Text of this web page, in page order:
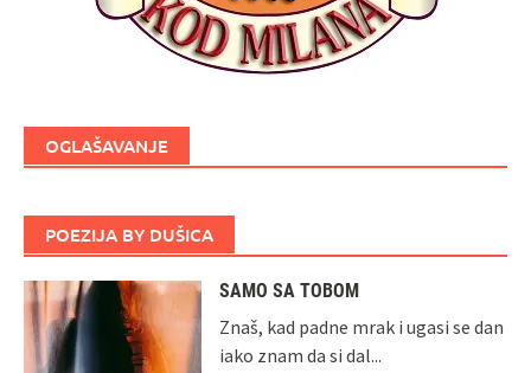
OGLAŠAVANJE
POEZIJA BY DUŠICA
SAMO SA TOBOM
Znaš, kad padne mrak i ugasi se dan
iako znam da si dal...